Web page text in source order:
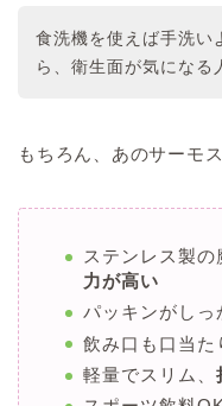
食洗機を使えば手洗い
ら、衛生面が気になる
もちろん、あのサーモ
ステンレス製の
力が高い
パッキンがしっ
飲み口も口当た
軽量でスリム、